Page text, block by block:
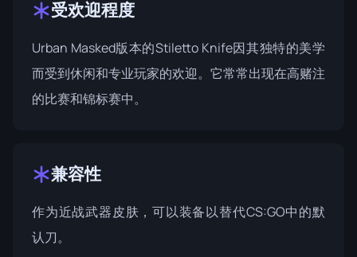
受欢迎程度
Urban Masked版本的Stiletto Knife因其独特的美学
而受到休闲和专业玩家的欢迎。它常常出现在高赌注
的比赛和锦标赛中。
兼容性
作为近战武器皮肤，可以装备以替代CS:GO中的默
认刀。